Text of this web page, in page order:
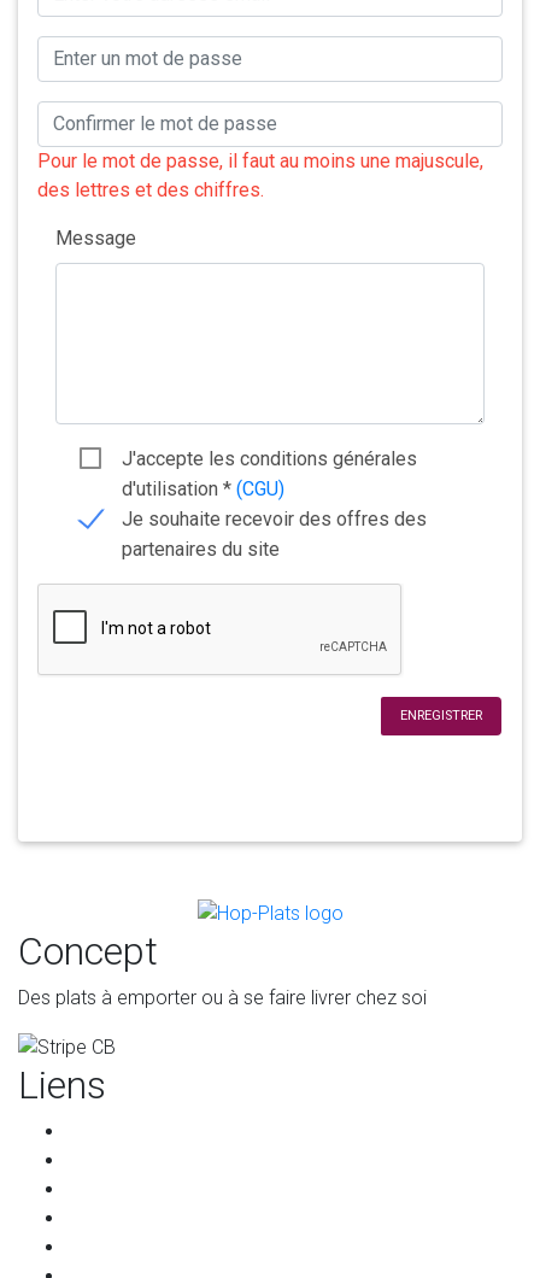
Pour le mot de passe, il faut au moins une majuscule,
des lettres et des chiffres.
Message
J'accepte les conditions générales
d'utilisation * (CGU)
Je souhaite recevoir des offres des
partenaires du site
ENREGISTRER
Concept
Des plats à emporter ou à se faire livrer chez soi
Liens